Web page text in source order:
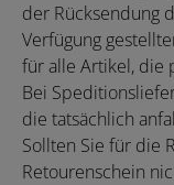
der Rücksendung
Verfügung
für alle Artikel, die
Bei
die tatsächlich
Sollten Sie für die
Retourenschein